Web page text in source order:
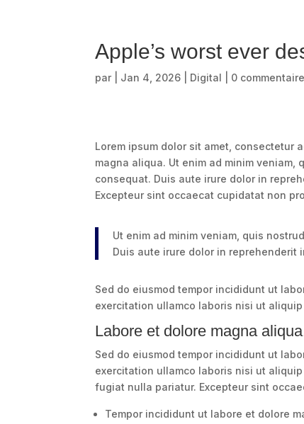
Apple’s worst ever
par Jan 4, 2026 Digital 0
Lorem ipsum dolor sit amet, consectetur
magna aliqua. Ut enim ad minim
consequat. Duis aute irure dolor in
Excepteur sint occaecat cupidatat non
Ut enim ad minim veniam, quis
Duis aute irure dolor in
Sed do eiusmod tempor incididunt ut
exercitation ullamco laboris nisi ut
Labore et dolore magna
Sed do eiusmod tempor incididunt ut
exercitation ullamco laboris nisi ut
fugiat nulla pariatur. Excepteur sint
Tempor incididunt ut labore et dolore